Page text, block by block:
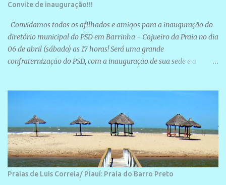
Convite de inauguração!!!
Convidamos todos os afilhados e amigos para a inauguração do
diretório municipal do PSD em Barrinha - Cajueiro da Praia no dia
06 de abril (sábado) as 17 horas! Será uma grande
confraternização do PSD, com a inauguração de sua sede e a
Praias de Luis Correia/ Piauí: Praia do Barro Preto